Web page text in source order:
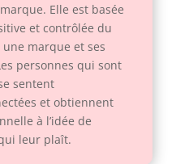
Elle est basée
et contrôlée du
marque et ses
personnes qui sont
sentent
et obtiennent
à l’idée de
leur plaît.